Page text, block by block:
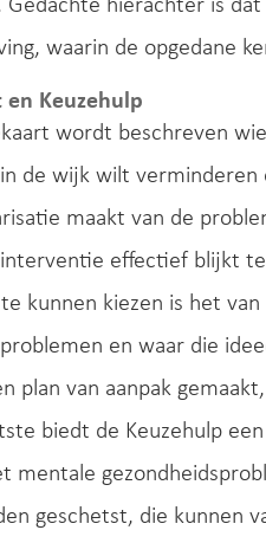
hierachter is
waarin de opgedane
en Keuzehulp
wordt beschreven
de wijk wilt verminderen
maakt van de
effectief blijkt
kunnen kiezen is het
en waar die
plan van aanpak
biedt de Keuzehulp
mentale
geschetst, die kunnen